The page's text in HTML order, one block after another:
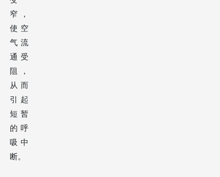
窄，
使空
气流
通受
阻，
从而
引起
短暂
的呼
吸中
断。